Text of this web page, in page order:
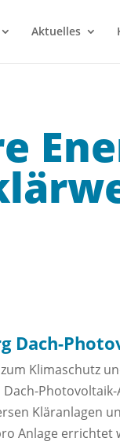
Aktuelles
Dach-
Klimaschutz
Kläranlagen
Anlage